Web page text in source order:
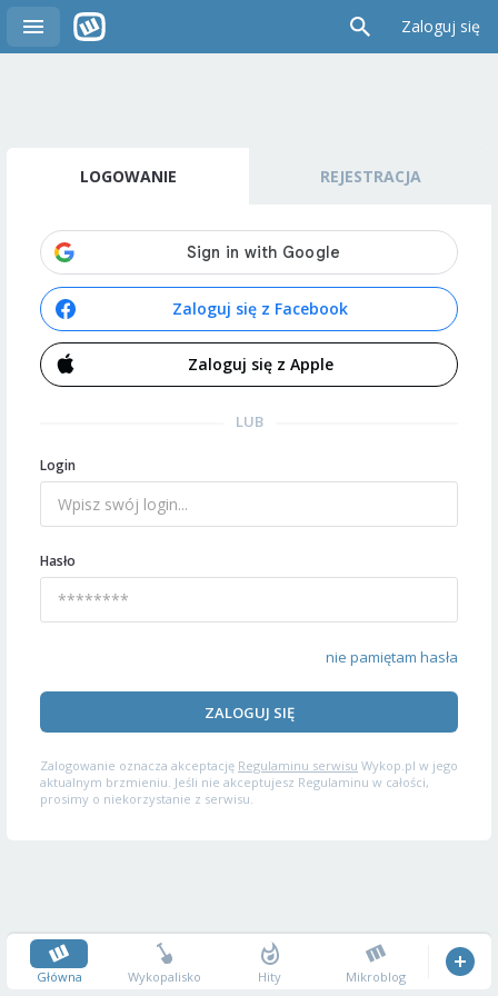
Zaloguj się
LOGOWANIE REJESTRACJA
Zaloguj się z Facebook
Zaloguj się z Apple
LUB
Login
Hasło
nie pamiętam hasła
ZALOGUJ SIĘ
Zalogowanie oznacza akceptację Regulaminu serwisu Wykop.pl w jego
aktualnym brzmieniu. Jeśli nie akceptujesz Regulaminu w całości,
prosimy o niekorzystanie z serwisu.
Główna Wykopalisko Hity Mikroblog